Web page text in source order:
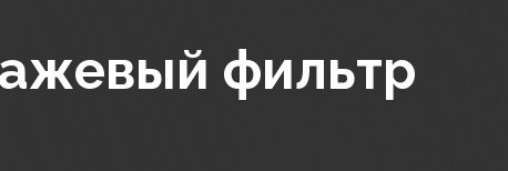
фильтр